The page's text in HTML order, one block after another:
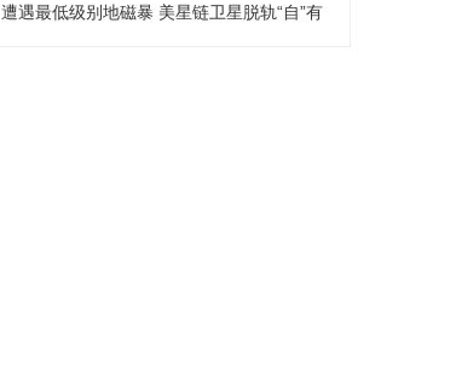
遭遇最低级别地磁暴 美星链卫星脱轨“自”有